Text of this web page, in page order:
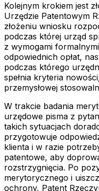
Kolejnym krokiem jest
Urzędzie Patentowym
złożeniu wniosku
podczas której urząd
z wymogami
odpowiednich opłat,
podczas którego
spełnia kryteria
przemysłowej
W trakcie badania
urzędowe pisma z
takich sytuacjach
przygotowuje
klienta i w razie
patentowe, aby
rozstrzygnięcia. Po
merytorycznego i
ochrony, Patent